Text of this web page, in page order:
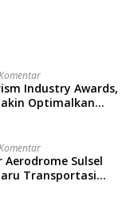
Industry Awards,
Optimalkan
Sulsel
Transportasi